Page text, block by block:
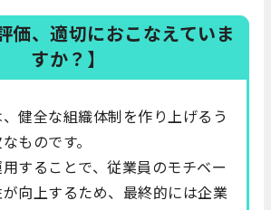
価、適切におこなえていま
すか？】
健全な組織体制を作り上げるう
ものです。
することで、従業員のモチベー
向上するため、最終的には企業